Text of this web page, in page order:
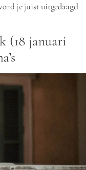
je juist uitgedaagd
(18 januari